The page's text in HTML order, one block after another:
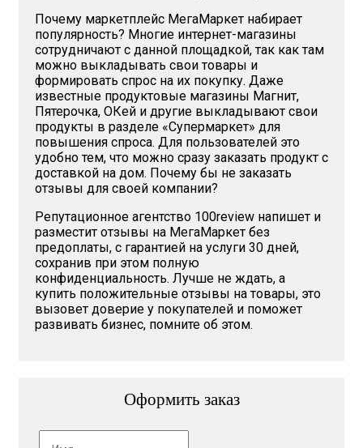
Почему маркетплейс МегаМаркет набирает
популярность? Многие интернет-магазины
сотрудничают с данной площадкой, так как там
можно выкладывать свои товары и
формировать спрос на их покупку. Даже
известные продуктовые магазины Магнит,
Пятерочка, ОКей и другие выкладывают свои
продукты в разделе «Супермаркет» для
повышения спроса. Для пользователей это
удобно тем, что можно сразу заказать продукт с
доставкой на дом. Почему бы не заказать
отзывы для своей компании?
Репутационное агентство 100review напишет и
разместит отзывы на МегаМаркет без
предоплаты, с гарантией на услуги 30 дней,
сохранив при этом полную
конфиденциальность. Лучше не ждать, а
купить положительные отзывы на товары, это
вызовет доверие у покупателей и поможет
развивать бизнес, помните об этом.
Оформить заказ